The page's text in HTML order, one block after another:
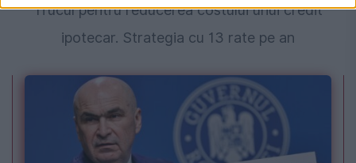
Trucul pentru reducerea costului unui credit
ipotecar. Strategia cu 13 rate pe an